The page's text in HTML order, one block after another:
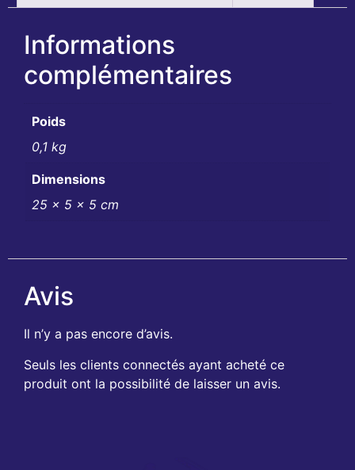
Informations
complémentaires
Poids
0,1 kg
Dimensions
25 × 5 × 5 cm
Avis
Il n’y a pas encore d’avis.
Seuls les clients connectés ayant acheté ce
produit ont la possibilité de laisser un avis.